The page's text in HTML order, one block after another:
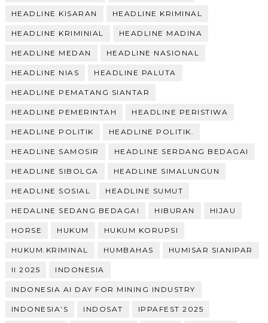
HEADLINE KISARAN HEADLINE KRIMINAL
HEADLINE KRIMINIAL HEADLINE MADINA
HEADLINE MEDAN HEADLINE NASIONAL
HEADLINE NIAS HEADLINE PALUTA
HEADLINE PEMATANG SIANTAR
HEADLINE PEMERINTAH HEADLINE PERISTIWA
HEADLINE POLITIK HEADLINE POLITIK.
HEADLINE SAMOSIR HEADLINE SERDANG BEDAGAI
HEADLINE SIBOLGA HEADLINE SIMALUNGUN
HEADLINE SOSIAL HEADLINE SUMUT
HEDALINE SEDANG BEDAGAI HIBURAN HIJAU
HORSE HUKUM HUKUM KORUPSI
HUKUM.KRIMINAL HUMBAHAS HUMISAR SIANIPAR
II 2025 INDONESIA
INDONESIA AI DAY FOR MINING INDUSTRY
INDONESIA’S INDOSAT IPPAFEST 2025